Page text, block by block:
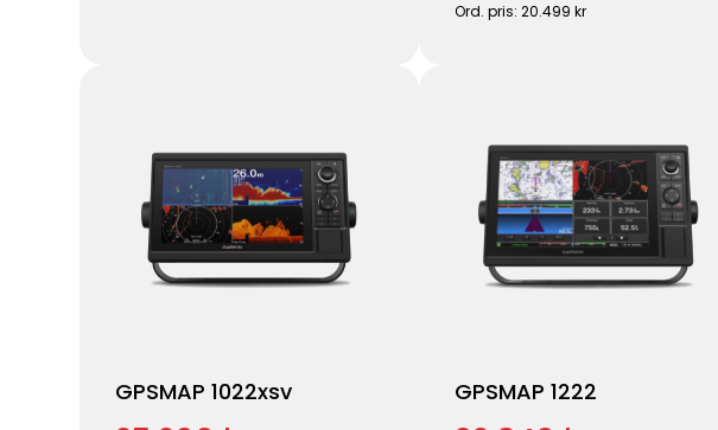
Ord. pris: 20.499 kr
GPSMAP 1022xsv GPSMAP 1222